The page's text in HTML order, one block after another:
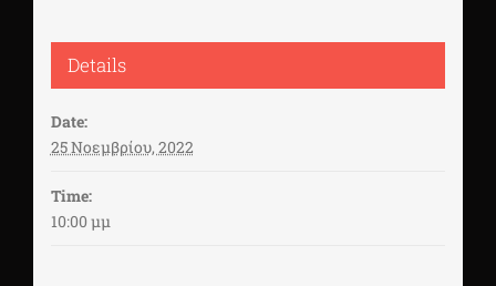
Details
Date:
25 Νοεμβρίου, 2022
Time:
10:00 μμ